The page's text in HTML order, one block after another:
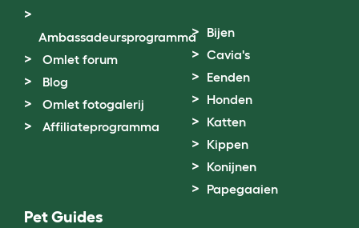
Ambassadeursprogramma
Omlet forum
Blog
Omlet fotogalerij
Affiliateprogramma
Bijen
Cavia's
Eenden
Honden
Katten
Kippen
Konijnen
Papegaaien
Pet Guides